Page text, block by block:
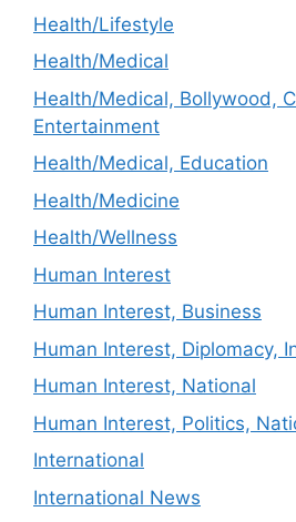
Health/Lifestyle
Health/Medical
Health/Medical, Bollywood,
Entertainment
Health/Medical, Education
Health/Medicine
Health/Wellness
Human Interest
Human Interest, Business
Human Interest, Diplomacy,
Human Interest, National
Human Interest, Politics,
International
International News